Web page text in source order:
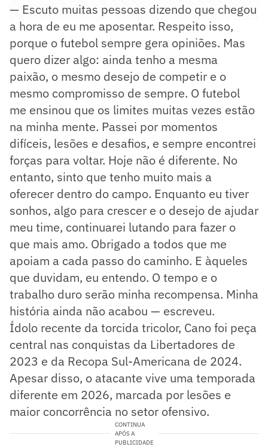
— Escuto muitas pessoas dizendo que chegou
a hora de eu me aposentar. Respeito isso,
porque o futebol sempre gera opiniões. Mas
quero dizer algo: ainda tenho a mesma
paixão, o mesmo desejo de competir e o
mesmo compromisso de sempre. O futebol
me ensinou que os limites muitas vezes estão
na minha mente. Passei por momentos
difíceis, lesões e desafios, e sempre encontrei
forças para voltar. Hoje não é diferente. No
entanto, sinto que tenho muito mais a
oferecer dentro do campo. Enquanto eu tiver
sonhos, algo para crescer e o desejo de ajudar
meu time, continuarei lutando para fazer o
que mais amo. Obrigado a todos que me
apoiam a cada passo do caminho. E àqueles
que duvidam, eu entendo. O tempo e o
trabalho duro serão minha recompensa. Minha
história ainda não acabou — escreveu.
Ídolo recente da torcida tricolor, Cano foi peça
central nas conquistas da Libertadores de
2023 e da Recopa Sul-Americana de 2024.
Apesar disso, o atacante vive uma temporada
diferente em 2026, marcada por lesões e
maior concorrência no setor ofensivo.
CONTINUA
APÓS A
PUBLICIDADE